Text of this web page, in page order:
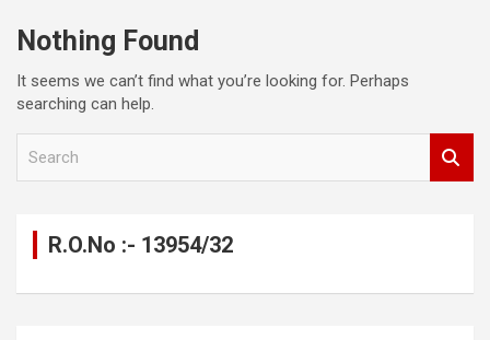
Nothing Found
It seems we can’t find what you’re looking for. Perhaps
searching can help.
R.O.No :- 13954/32